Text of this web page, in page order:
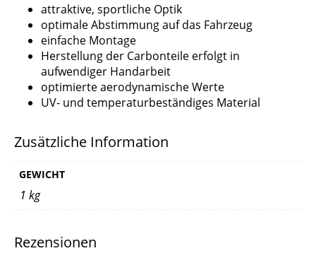
attraktive, sportliche Optik
optimale Abstimmung auf das Fahrzeug
einfache Montage
Herstellung der Carbonteile erfolgt in
aufwendiger Handarbeit
optimierte aerodynamische Werte
UV- und temperaturbeständiges Material
Zusätzliche Information
GEWICHT
1 kg
Rezensionen